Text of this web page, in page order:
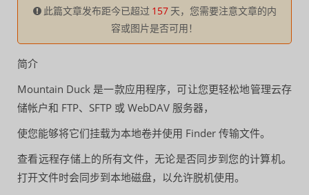
此篇文章发布距今已超过 157 天，您需要注意文章的内
容或图片是否可用！
简介
Mountain Duck 是一款应用程序，可让您更轻松地管理云存
储帐户和 FTP、SFTP 或 WebDAV 服务器，
使您能够将它们挂载为本地卷并使用 Finder 传输文件。
查看远程存储上的所有文件，无论是否同步到您的计算机。
打开文件时会同步到本地磁盘，以允许脱机使用。